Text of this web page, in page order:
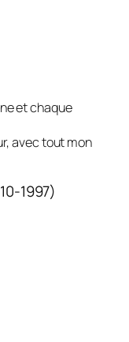
et chaque
avec tout mon
1997)